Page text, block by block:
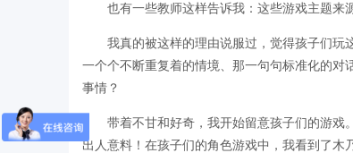
也有一些教师这样告诉我：这些游戏主题来
我真的被这样的理由说服过，觉得孩子们玩
一个个不断重复着的情境、那一句句标准化的对
事情？
带着不甘和好奇，我开始留意孩子们的游戏
出人意料！在孩子们的角色游戏中，我看到了